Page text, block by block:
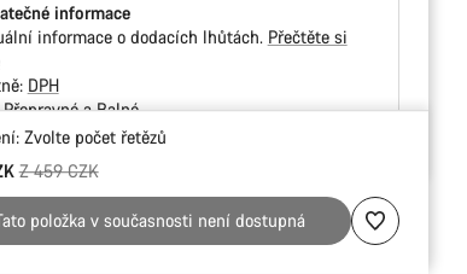
informace
informace o dodacích lhůtách. Přečtěte si
DPH
Přepravné a Balné
Zvolte počet řetězů
Původní cena
Z 459 CZK
položka v současnosti není dostupná